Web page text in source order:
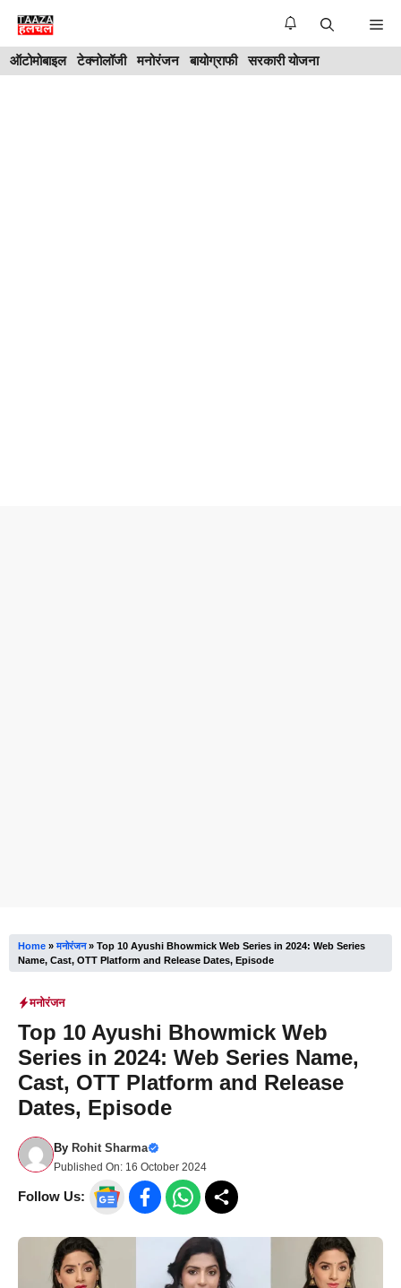
Skip
content
ऑटोमोबाइल टेक्नोलॉजी मनोरंजन बायोग्राफी सरकारी योजना
Home »मनोरंजन» Top 10 Ayushi Bhowmick Web Series in 2024: Web Series
Name, Cast, OTT Platform and Release Dates, Episode
मनोरंजन
Top 10 Ayushi Bhowmick Web
Series in 2024: Web Series Name,
Cast, OTT Platform and Release
Dates, Episode
By Rohit Sharma
Published On: 16 October 2024
Follow Us: